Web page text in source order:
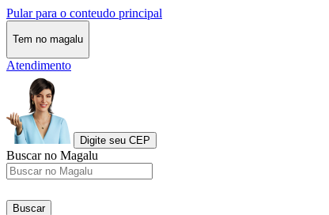
Pular para o conteudo principal
Tem no magalu
Atendimento
Digite seu CEP
Buscar no Magalu
Buscar